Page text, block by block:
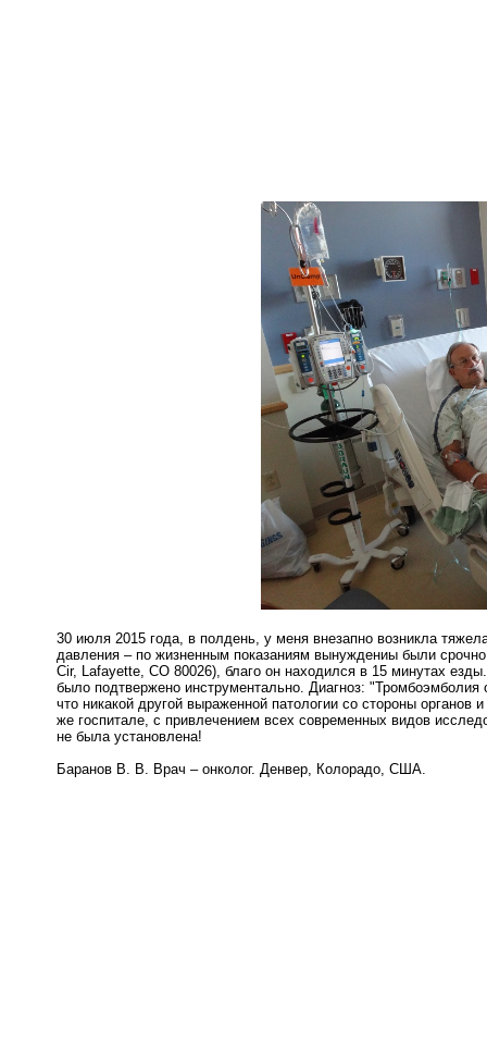
30 июля 2015 года, в полдень, у меня внезапно возникла
давления – по жизненным показаниям вынуждениы были
Cir, Lafayette, CO 80026), благо он находился в 15 минутах
было подтвержено инструментально. Диагноз:
что никакой другой выраженной патологии со стороны
же госпитале, с привлечением всех современных видов
не была установлена!
Баранов В. В. Врач – онколог. Денвер, Колорадо, США.